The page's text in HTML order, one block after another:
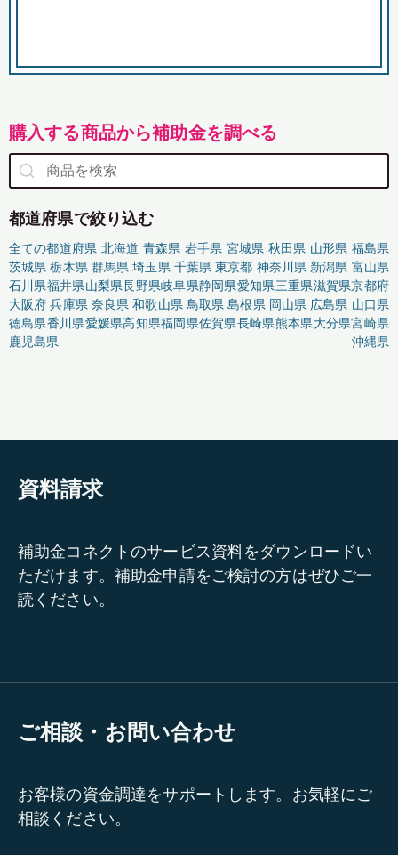
購入する商品から補助金を調べる
都道府県で絞り込む
全ての都道府県 北海道 青森県 岩手県 宮城県 秋田県 山形県 福島県
茨城県 栃木県 群馬県 埼玉県 千葉県 東京都 神奈川県 新潟県 富山県
石川県福井県山梨県長野県岐阜県静岡県愛知県三重県滋賀県京都府
大阪府 兵庫県 奈良県 和歌山県 鳥取県 島根県 岡山県 広島県 山口県
徳島県香川県愛媛県高知県福岡県佐賀県長崎県熊本県大分県宮崎県
鹿児島県
沖縄県
資料請求
補助金コネクトのサービス資料をダウンロードい
ただけます。補助金申請をご検討の方はぜひご一
読ください。
ご相談・お問い合わせ
お客様の資金調達をサポートします。お気軽にご
相談ください。